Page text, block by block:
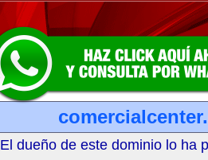
El dueño de este dominio lo ha